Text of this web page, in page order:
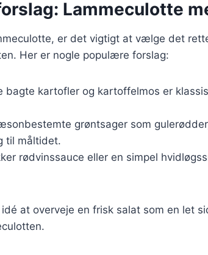
Lammeculotte
er det vigtigt at vælge det
Her er nogle populære forslag:
bagte kartofler og kartoffelmos er
grøntsager som
til måltidet.
rødvinssauce eller en simpel
at overveje en frisk salat som en let